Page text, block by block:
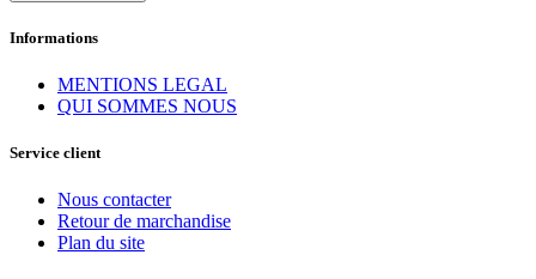
Informations
MENTIONS LEGAL
QUI SOMMES NOUS
Service client
Nous contacter
Retour de marchandise
Plan du site